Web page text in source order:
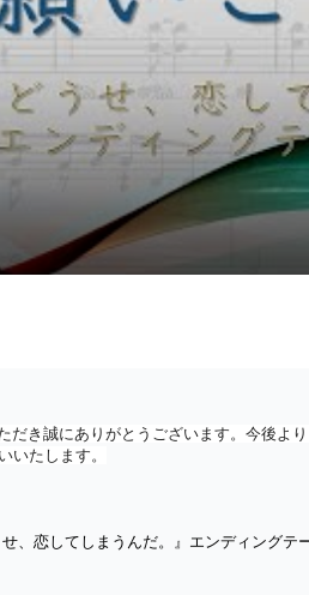
だき誠にありがとうございます。今後よ
いたします。
、恋してしまうんだ。』エンディングテ